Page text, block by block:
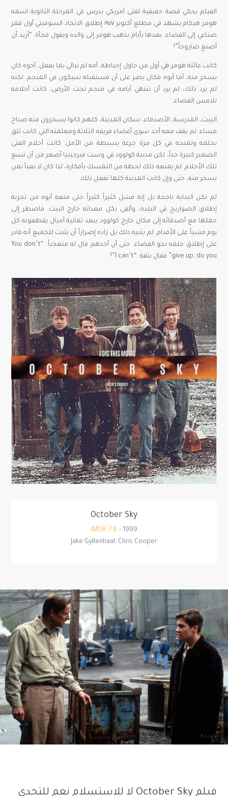
الفيلم يحكي قصة حقيقية لفتى أمريكي يدرس في المرحلة الثانوية اسمه
هومر هيكام يشهد في مطلع أكتوبر ١٩٥٧ إطلاق الاتحاد السوفيتي أول قمر
صناعي إلى الفضاء. بعدها بأيام يذهب هومر إلى والده ويقول فجأة: “أريد أن
أصنع صاروخاً”!
كانت عائلة هومر هي أول من حاول إحباطه، أمه لم تبالي بما يفعل، أخوه كان
يسخر منه، أما أبوه فكان يصر على أن مستقبله سيكون في المنجم. لكنه
لم يرد ذلك، لم يرد أن تنتهي أيامه في منجم تحت الأرض، كانت أحلامه
تلامس الفضاء.
البيت، المدرسة، الأصدقاء، سكان المدينة، كلهم كانوا يسخرون منه صباح
مساء. لم يقف معه أحد سوى أعضاء فريقه الثلاثة ومعلمته التي كانت تثق
بحلمه وتمنحه في كل مرة جرعة بسيطة من الأمل. كانت أحلام الفتى
الصغير كبيرة جداً، لكن مدينة كولوود في وست فيرجينيا أصغر من أن تسع
تلك الأحلام. لم يمنعه ذلك لحظة من التمسك بأفكاره، لذا كان لا يعبأ بمن
يسخر منه، حتى وإن كانت المدينة كلها تفعل ذلك.
لم تكن البداية ناجحة بل إنه فشل كثيراً كثيراً حتى منعه أبوه من تجربة
إطلاق الصواريخ في البلدة، وألقى بكل معداته خارج البيت. فاضطر إلى
حملها مع أصدقائه إلى مكان خارج كولوود يبعد ثمانية أميال يقطعونه كل
يوم مشياً على الأقدام. لم يثنيه ذلك بل زاده إصراراً أن يثبت للجميع أنه قادر
على إطلاق حلمه نحو الفضاء. حتى أن أحدهم قال له متعجباً: “You don’t
give up, do you” فقال بثقة: “I can’t”!
October Sky
1999 –
IMDB: 7.8
Jake Gyllenhaal, Chris Cooper
فيلم October Sky لا للاستسلام نعم للتحدي